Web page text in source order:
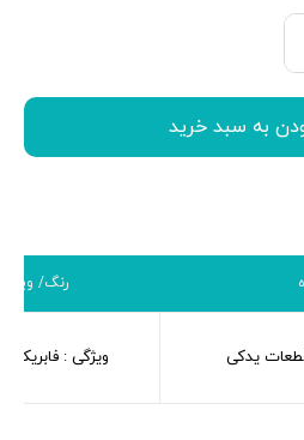
به سبد خرید
رنگ/ ویژگی
یدکی ویژگی : فابریک-